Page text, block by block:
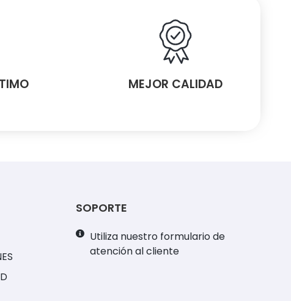
MEJOR CALIDAD
SOPORTE
Utiliza nuestro formulario de
atención al cliente